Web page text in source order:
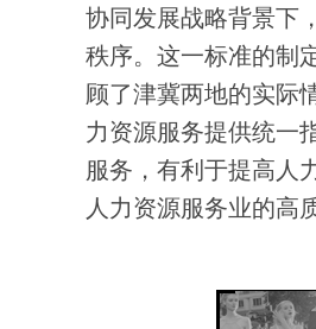
协同发展战略背景下
秩序。这一标准的制
顾了津冀两地的实际
力资源服务提供统一
服务，有利于提高人
人力资源服务业的高